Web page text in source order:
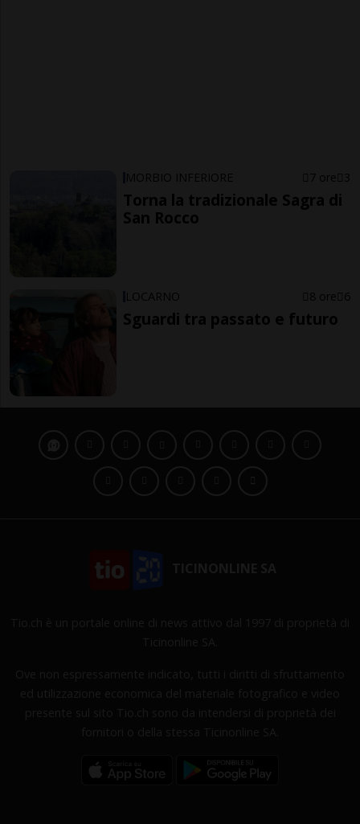
MORBIO INFERIORE 7 ore 3
Torna la tradizionale Sagra di
San Rocco
LOCARNO 8 ore 6
Sguardi tra passato e futuro